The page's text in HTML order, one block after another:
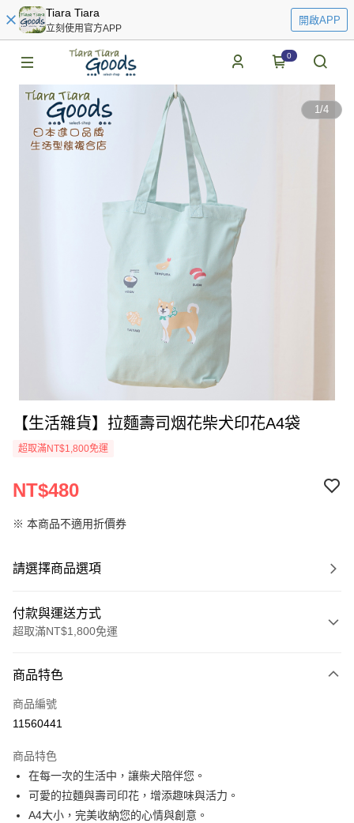
Tiara Tiara
立刻使用官方APP
開啟APP
0
1/4
【生活雜貨】拉麵壽司烟花柴犬印花A4袋
超取滿NT$1,800免運
NT$480
※ 本商品不適用折價券
請選擇商品選項
付款與運送方式
超取滿NT$1,800免運
信用卡一次付款
超商取貨付款
Apple Pay
悠遊付
商品特色
商品編號
11560441
商品特色
在每一次的生活中，讓柴犬陪伴您。
可愛的拉麵與壽司印花，增添趣味與活力。
A4大小，完美收納您的心情與創意。